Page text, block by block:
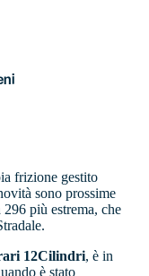
frizione gestito
sono prossime
più estrema, che
12Cilindri, è in
è stato